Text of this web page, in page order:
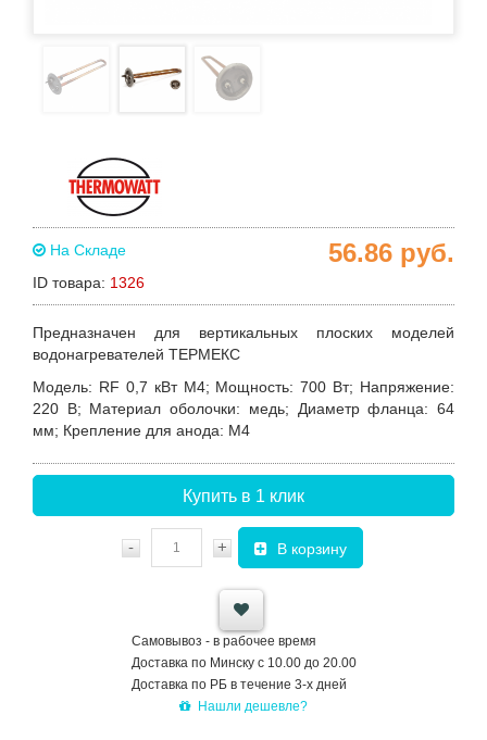
На Складе
ID товара: 1326
56.86 руб.
Предназначен для вертикальных плоских моделей
водонагревателей ТЕРМЕКС
Модель: RF 0,7 кВт М4; Мощность: 700 Вт; Напряжение:
220 В; Материал оболочки: медь; Диаметр фланца: 64
мм; Крепление для анода: М4
Купить в 1 клик
- + В корзину
Самовывоз - в рабочее время
Доставка по Минску с 10.00 до 20.00
Доставка по РБ в течение 3-х дней
Нашли дешевле?